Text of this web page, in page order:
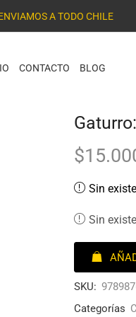
A TODO CHILE
CONTACTO BLOG
$
Sin
Sin
SKU:
Categorías